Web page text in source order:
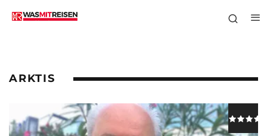
ARKTIS